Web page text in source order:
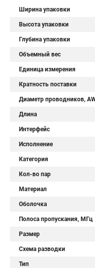
Ширина упаковки
Высота упаковки
Глубина упаковки
Объемный вес
Единица измерения
Кратность поставки
Диаметр проводников,
Длина
Интерфейс
Исполнение
Категория
Кол-во пар
Материал
Оболочка
Полоса пропускания, МГц
Размер
Схема разводки
Тип